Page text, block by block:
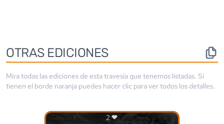
OTRAS EDICIONES
Mira todas las ediciones de esta travesía que tenemos listadas. Si
tienen el borde naranja puedes hacer clic para ver todos los detalles.
2